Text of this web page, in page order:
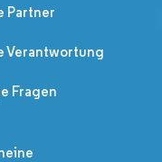
Partner
Verantwortung
Fragen